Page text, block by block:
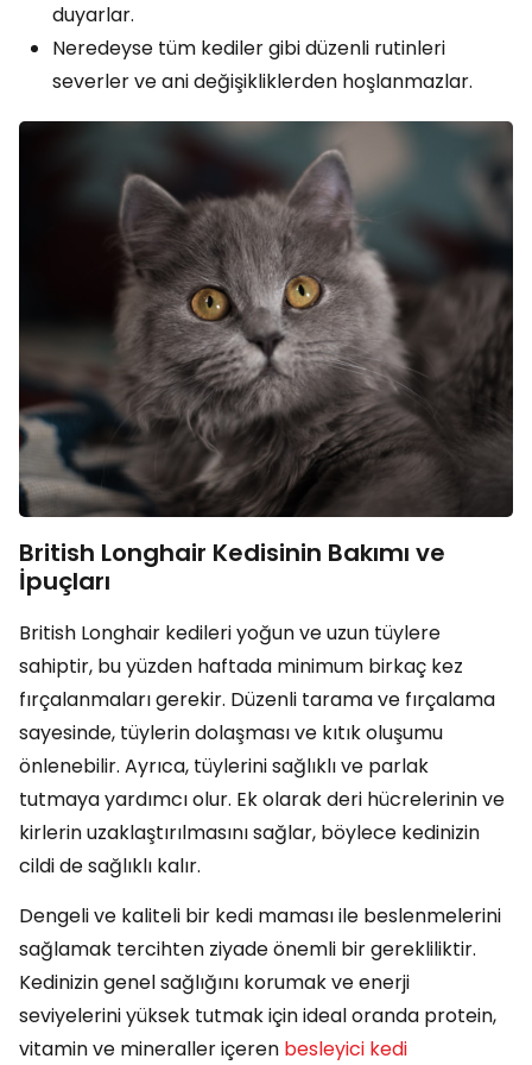
duyarlar.
Neredeyse tüm kediler gibi düzenli rutinleri
severler ve ani değişikliklerden hoşlanmazlar.
British Longhair Kedisinin Bakımı ve
İpuçları
British Longhair kedileri yoğun ve uzun tüylere
sahiptir, bu yüzden haftada minimum birkaç kez
fırçalanmaları gerekir. Düzenli tarama ve fırçalama
sayesinde, tüylerin dolaşması ve kıtık oluşumu
önlenebilir. Ayrıca, tüylerini sağlıklı ve parlak
tutmaya yardımcı olur. Ek olarak deri hücrelerinin ve
kirlerin uzaklaştırılmasını sağlar, böylece kedinizin
cildi de sağlıklı kalır.
Dengeli ve kaliteli bir kedi maması ile beslenmelerini
sağlamak tercihten ziyade önemli bir gerekliliktir.
Kedinizin genel sağlığını korumak ve enerji
seviyelerini yüksek tutmak için ideal oranda protein,
vitamin ve mineraller içeren besleyici kedi